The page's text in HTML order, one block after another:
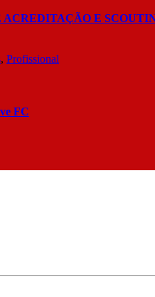
ACREDITAÇÃO E
, Profissional
FC